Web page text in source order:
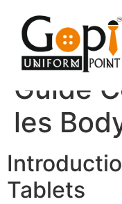
British
Guide
les
Tablets